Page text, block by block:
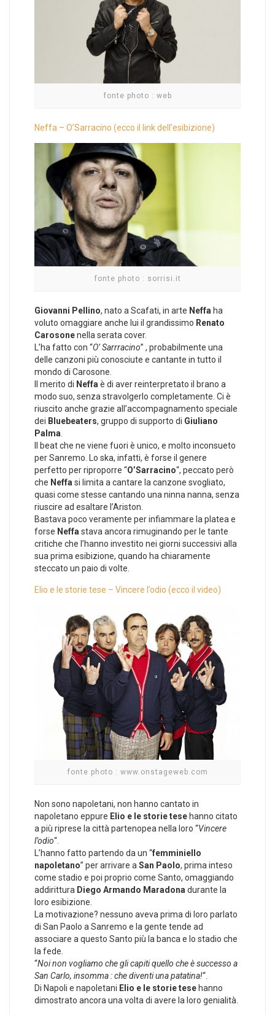
fonte photo : web
Neffa – O’Sarracino (ecco il link dell’esibizione)
fonte photo : sorrisi.it
Giovanni Pellino, nato a Scafati, in arte Neffa ha
voluto omaggiare anche lui il grandissimo Renato
Carosonenella serata cover.
L’ha fatto con “O’ Sarrracino” , probabilmente una
delle canzoni più conosciute e cantante in tutto il
mondo di Carosone.
Il merito di Neffa è di aver reinterpretato il brano a
modo suo, senza stravolgerlo completamente. Ci è
riuscito anche grazie all’accompagnamento speciale
dei Bluebeaters, gruppo di supporto di Giuliano
Palma
Il beat che ne viene fuori è unico, e molto inconsueto
per Sanremo. Lo ska, infatti, è forse il genere
perfetto per riproporre “O’Sarracino“, peccato però
che Neffa si limita a cantare la canzone svogliato,
quasi come stesse cantando una ninna nanna, senza
riuscire ad esaltare l’Ariston.
Bastava poco veramente per infiammare la platea e
forse Neffa stava ancora rimuginando per le tante
critiche che l’hanno investito nei giorni successivi alla
sua prima esibizione, quando ha chiaramente
steccato un paio di volte.
Elio e le storie tese – Vincere l’odio (ecco il video)
fonte photo : www.onstageweb.com
Non sono napoletani, non hanno cantato in
napoletano eppure Elio e le storie tese hanno citato
a più riprese la città partenopea nella loro “Vincere
l’odio“.
L’hanno fatto partendo da un “femminiello
napoletano” per arrivare aSan Paolo, prima inteso
come stadio e poi proprio come Santo, omaggiando
addirittura Diego Armando Maradonadurante la
loro esibizione.
La motivazione? nessuno aveva prima di loro parlato
di San Paolo a Sanremo e la gente tende ad
associare a questo Santo più la banca e lo stadio che
la fede.
“Noi non vogliamo che gli capiti quello che è successo a
San Carlo, insomma : che diventi una patatina!“.
Di Napoli e napoletani Elio e le storie tese hanno
dimostrato ancora una volta di avere la loro genialità.